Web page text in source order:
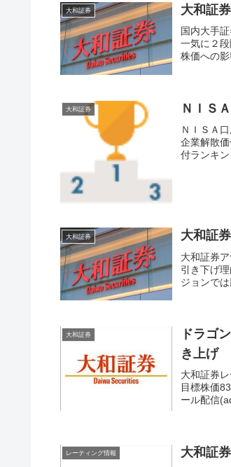
大和証券 大和証
国内大手
一気に２
株価への
大和証券 ＮＩＳ
ＮＩＳＡ
企業解散
付ランキ
大和証券 大和証
大和証券
引き下げ
ジョンで
大和証券
ドラゴ
き上げ
大和証券
目標株価
ール配信
レーティング情報 大和証